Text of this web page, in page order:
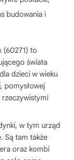
budowania i
(60271) to
świata
dzieci w wieku
pomysłowej
w tym urząd
Są tam także
oraz kombi